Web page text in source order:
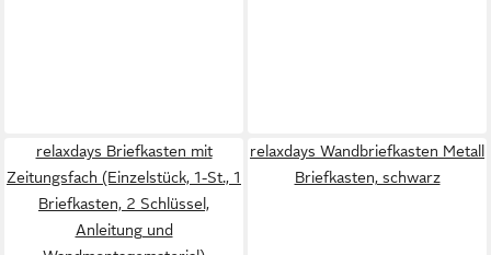
relaxdays Briefkasten mit
Zeitungsfach (Einzelstück, 1-St., 1
Briefkasten, 2 Schlüssel,
Anleitung und
relaxdays Wandbriefkasten Metall
Briefkasten, schwarz